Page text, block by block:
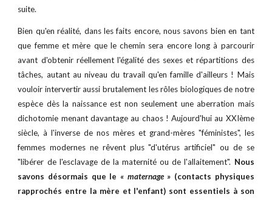
suite.
Bien qu'en réalité, dans les faits encore, nous savons bien en tant
que femme et mère que le chemin sera encore long à parcourir
avant d'obtenir réellement l'égalité des sexes et répartitions des
tâches, autant au niveau du travail qu'en famille d'ailleurs ! Mais
vouloir intervertir aussi brutalement les rôles biologiques de notre
espèce dès la naissance est non seulement une aberration mais
dichotomie menant davantage au chaos ! Aujourd'hui au XXIème
siècle, à l'inverse de nos mères et grand-mères "féministes", les
femmes modernes ne rêvent plus "d'utérus artificiel" ou de se
"libérer de l'esclavage de la maternité ou de l'allaitement". Nous
savons désormais que le « maternage » (contacts physiques
rapprochés entre la mère et l'enfant) sont essentiels à son